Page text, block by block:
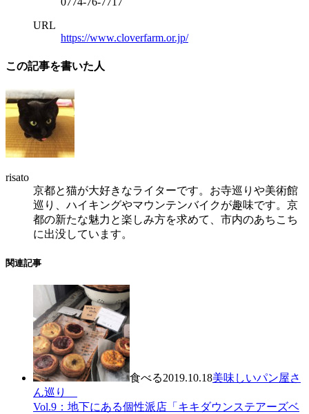
URL
https://www.cloverfarm.or.jp/
この記事を書いた人
risato
京都と猫が大好きなライターです。お寺巡りや美術館
巡り、ハイキングやマウンテンバイクが趣味です。京
都の新たな魅力と楽しみ方を求めて、市内のあちこち
に出没しています。
関連記事
食べる2019.10.18美味しいパン屋さ
ん巡り
Vol.9：地下にある個性派店「キキダウンステアーズベ